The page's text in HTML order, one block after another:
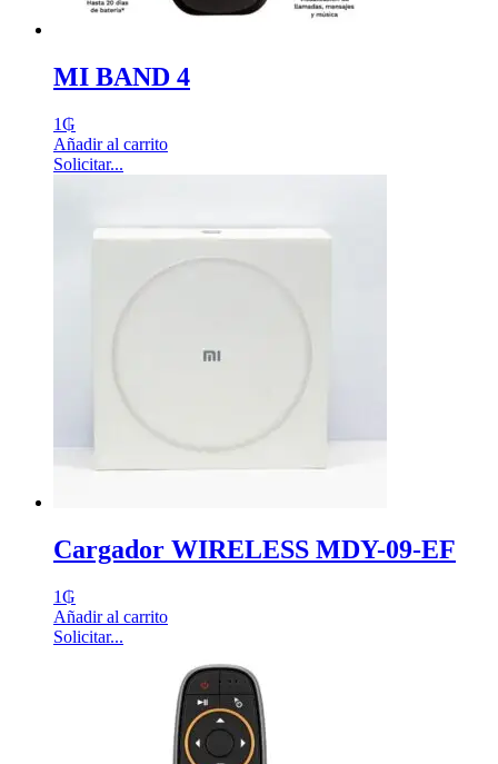
MI BAND 4
1₲
Añadir al carrito
Solicitar...
Cargador WIRELESS MDY-09-EF
1₲
Añadir al carrito
Solicitar...